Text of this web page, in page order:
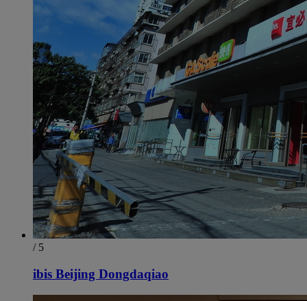
/ 5
ibis Beijing Dongdaqiao